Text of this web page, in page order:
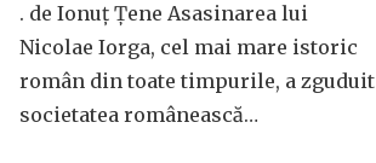
. de Ionuț Țene Asasinarea lui
Nicolae Iorga, cel mai mare istoric
român din toate timpurile, a zguduit
societatea românească…